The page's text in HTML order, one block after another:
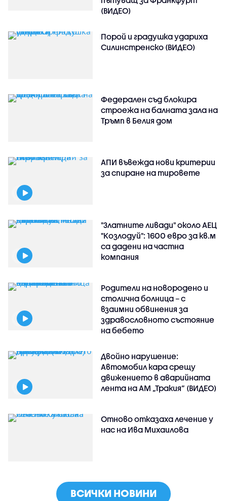
(ВИДЕО)
Порой и градушка удариха
Силинстренско (ВИДЕО)
Федерален съд блокира
строежа на балната зала на
Тръмп в Белия дом
АПИ въвежда нови критерии
за спиране на тировете
"Златните ливади" около АЕЦ
"Козлодуй": 1600 евро за кв.м
са дадени на частна
компания
Родители на новородено и
столична болница – с
взаимни обвинения за
здравословното състояние
на бебето
Двойно нарушение:
Автомобил кара срещу
движението в аварийната
лента на АМ „Тракия” (ВИДЕО)
Отново отказаха лечение у
нас на Ива Михаилова
ВСИЧКИ НОВИНИ